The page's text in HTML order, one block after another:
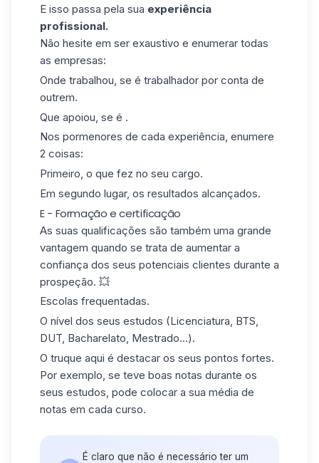
E isso passa pela sua experiência
profissional.
Não hesite em ser exaustivo e enumerar todas
as empresas:
Onde trabalhou, se é trabalhador por conta de
outrem.
Que apoiou, se é .
Nos pormenores de cada experiência, enumere
2 coisas:
Primeiro, o que fez no seu cargo.
Em segundo lugar, os resultados alcançados.
E - Formação e certificação
As suas qualificações são também uma grande
vantagem quando se trata de aumentar a
confiança dos seus potenciais clientes durante a
prospeção. 💥
Escolas frequentadas.
O nível dos seus estudos (Licenciatura, BTS,
DUT, Bacharelato, Mestrado...).
O truque aqui é destacar os seus pontos fortes.
Por exemplo, se teve boas notas durante os
seus estudos, pode colocar a sua média de
notas em cada curso.
É claro que não é necessário ter um